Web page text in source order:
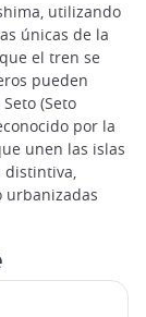
utilizando
únicas de la
el tren se
pueden
(Seto
por la
unen las islas
distintiva,
urbanizadas